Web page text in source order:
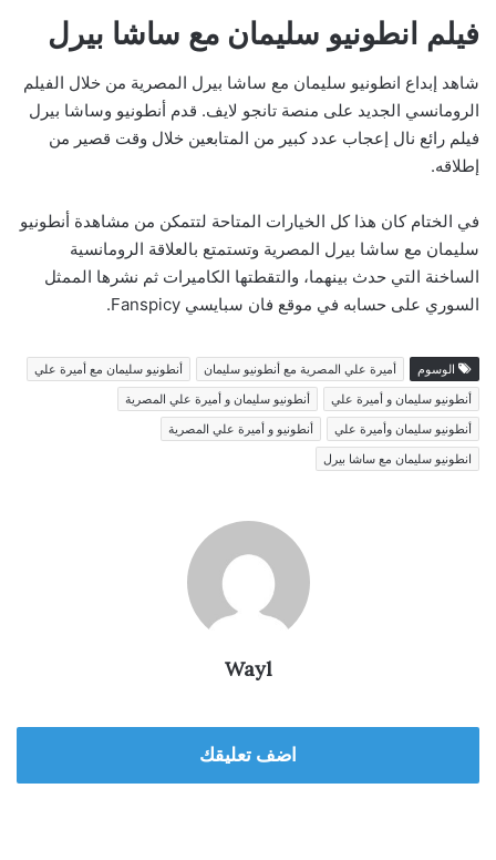
فيلم انطونيو سليمان مع ساشا بيرل
شاهد إبداع انطونيو سليمان مع ساشا بيرل المصرية من خلال الفيلم
الرومانسي الجديد على منصة تانجو لايف. قدم أنطونيو وساشا بيرل
فيلم رائع نال إعجاب عدد كبير من المتابعين خلال وقت قصير من
إطلاقه.
في الختام كان هذا كل الخيارات المتاحة لتتمكن من مشاهدة أنطونيو
سليمان مع ساشا بيرل المصرية وتستمتع بالعلاقة الرومانسية
الساخنة التي حدث بينهما، والتقطتها الكاميرات ثم نشرها الممثل
السوري على حسابه في موقع فان سبايسي Fanspicy.
الوسوم أميرة علي المصرية مع أنطونيو سليمان
أنطونيو سليمان مع أميرة علي
أنطونيو سليمان و أميرة علي
أنطونيو سليمان و أميرة علي المصرية
أنطونيو سليمان وأميرة علي
أنطونيو و أميرة علي المصرية
انطونيو سليمان مع ساشا بيرل
Wayl
اضف تعليقك